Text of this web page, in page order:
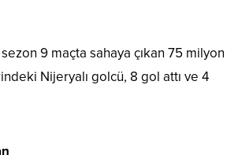
9 maçta sahaya çıkan 75 milyon
Nijeryalı golcü, 8 gol attı ve 4